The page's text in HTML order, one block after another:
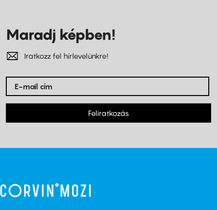
Maradj képben!
Iratkozz fel hírlevelünkre!
Feliratkozás